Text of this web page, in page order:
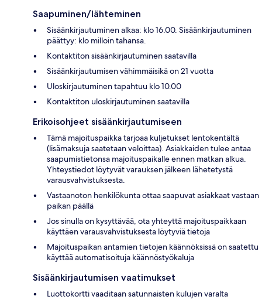
Saapuminen/lähteminen
Sisäänkirjautuminen alkaa: klo 16.00. Sisäänkirjautuminen
päättyy: klo milloin tahansa.
Kontaktiton sisäänkirjautuminen saatavilla
Sisäänkirjautumisen vähimmäisikä on 21 vuotta
Uloskirjautuminen tapahtuu klo 10.00
Kontaktiton uloskirjautuminen saatavilla
Erikoisohjeet sisäänkirjautumiseen
Tämä majoituspaikka tarjoaa kuljetukset lentokentältä
(lisämaksuja saatetaan veloittaa). Asiakkaiden tulee antaa
saapumistietonsa majoituspaikalle ennen matkan alkua.
Yhteystiedot löytyvät varauksen jälkeen lähetetystä
varausvahvistuksesta.
Vastaanoton henkilökunta ottaa saapuvat asiakkaat vastaan
paikan päällä
Jos sinulla on kysyttävää, ota yhteyttä majoituspaikkaan
käyttäen varausvahvistuksesta löytyviä tietoja
Majoituspaikan antamien tietojen käännöksissä on saatettu
käyttää automatisoituja käännöstyökaluja
Sisäänkirjautumisen vaatimukset
Luottokortti vaaditaan satunnaisten kulujen varalta